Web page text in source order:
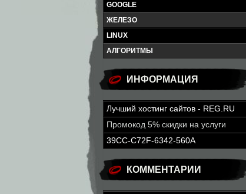
GOOGLE
ЖЕЛЕЗО
LINUX
АЛГОРИТМЫ
ИНФОРМАЦИЯ
Лучший хостинг сайтов - REG.RU
Промокод 5% скидки на услуги
39CC-C72F-6342-560A
КОММЕНТАРИИ